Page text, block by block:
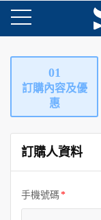
01
訂購內容及優
惠
訂購人資料
手機號碼